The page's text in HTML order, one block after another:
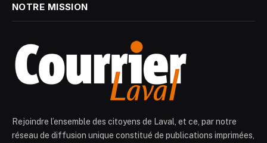
NOTRE MISSION
Rejoindre l’ensemble des citoyens de Laval, et ce, par notre
réseau de diffusion unique constitué de publications imprimées,